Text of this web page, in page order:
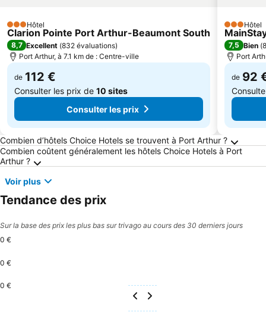
3 Étoiles
Hôtel
Clarion Pointe Port Arthur-Beaumont South
8,7 Excellent (832 évaluations)
Port Arthur, à 7.1 km de : Centre-ville
de 112 €
Consulter les prix de 10 sites
Consulter les prix
3 Étoiles
Hôtel
7,5 Bien (
Port
de 92
Questions fréquemment posées au sujet de
Combien d’hôtels Choice Hotels se trouvent à Port Arthur ?
Combien coûtent généralement les hôtels Choice Hotels à Port
Arthur ?
Voir plus
Tendance des prix
Sur la base des prix les plus bas sur trivago au cours des 30 derniers jours
0 €
0 €
0 €